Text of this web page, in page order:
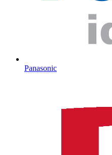
Panasonic